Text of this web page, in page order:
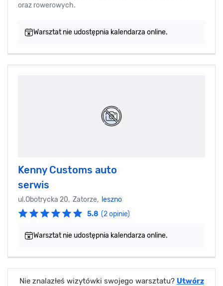
oraz rowerowych.
Warsztat nie udostępnia kalendarza online.
Kenny Customs auto
serwis
ul.Obotrycka 20, Zatorze, leszno
5.8 (2 opinie)
Warsztat nie udostępnia kalendarza online.
Nie znalazłeś wizytówki swojego warsztatu? Utwórz